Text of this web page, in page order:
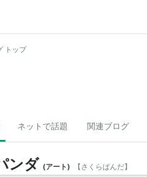
トップ
ネットで話題 関連ブログ
ンダ (アート) 【さくらぱんだ】